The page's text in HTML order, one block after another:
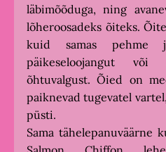
läbimõõduga, ning
lõheroosadeks õiteks.
kuid samas pehme
päikeseloojangut või
õhtuvalgust. Õied on
paiknevad tugevatel
püsti.
Sama tähelepanuväärne